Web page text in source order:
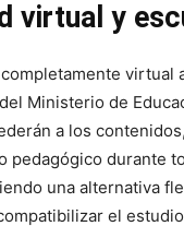
virtual y
virtual
Ministerio de
a los
pedagógico durante
una alternativa
el